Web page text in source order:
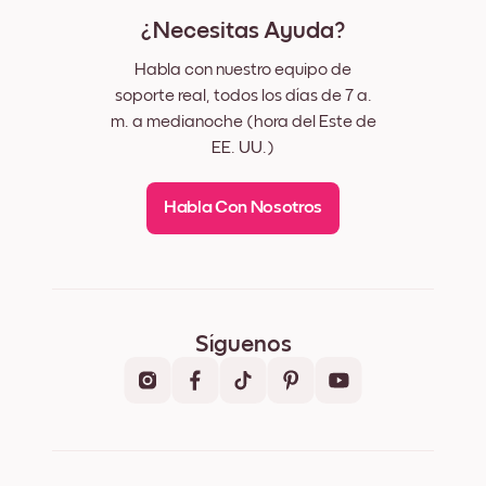
¿Necesitas Ayuda?
Habla con nuestro equipo de
soporte real, todos los días de 7 a.
m. a medianoche (hora del Este de
EE. UU.)
Habla Con Nosotros
Síguenos